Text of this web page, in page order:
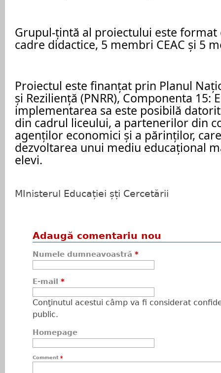
Grupul-țintă al proiectului este format
cadre didactice, 5 membri CEAC și 5
Proiectul este finanțat prin Planul
și Reziliență (PNRR), Componenta 15:
implementarea sa este posibilă
din cadrul liceului, a partenerilor din
agenților economici și a părinților,
dezvoltarea unui mediu educațional
elevi.
MInisterul Educației șți Cercetării
Adaugă comentariu nou
Numele dumneavoastră *
E-mail *
Conţinutul acestui câmp va fi considerat
public.
Homepage
Comment *